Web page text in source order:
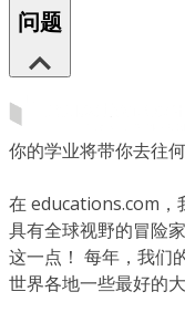
问题
你的学业将带你去往
在 educations.com，
具有全球视野的冒险
这一点！ 每年，我们
世界各地一些最好的